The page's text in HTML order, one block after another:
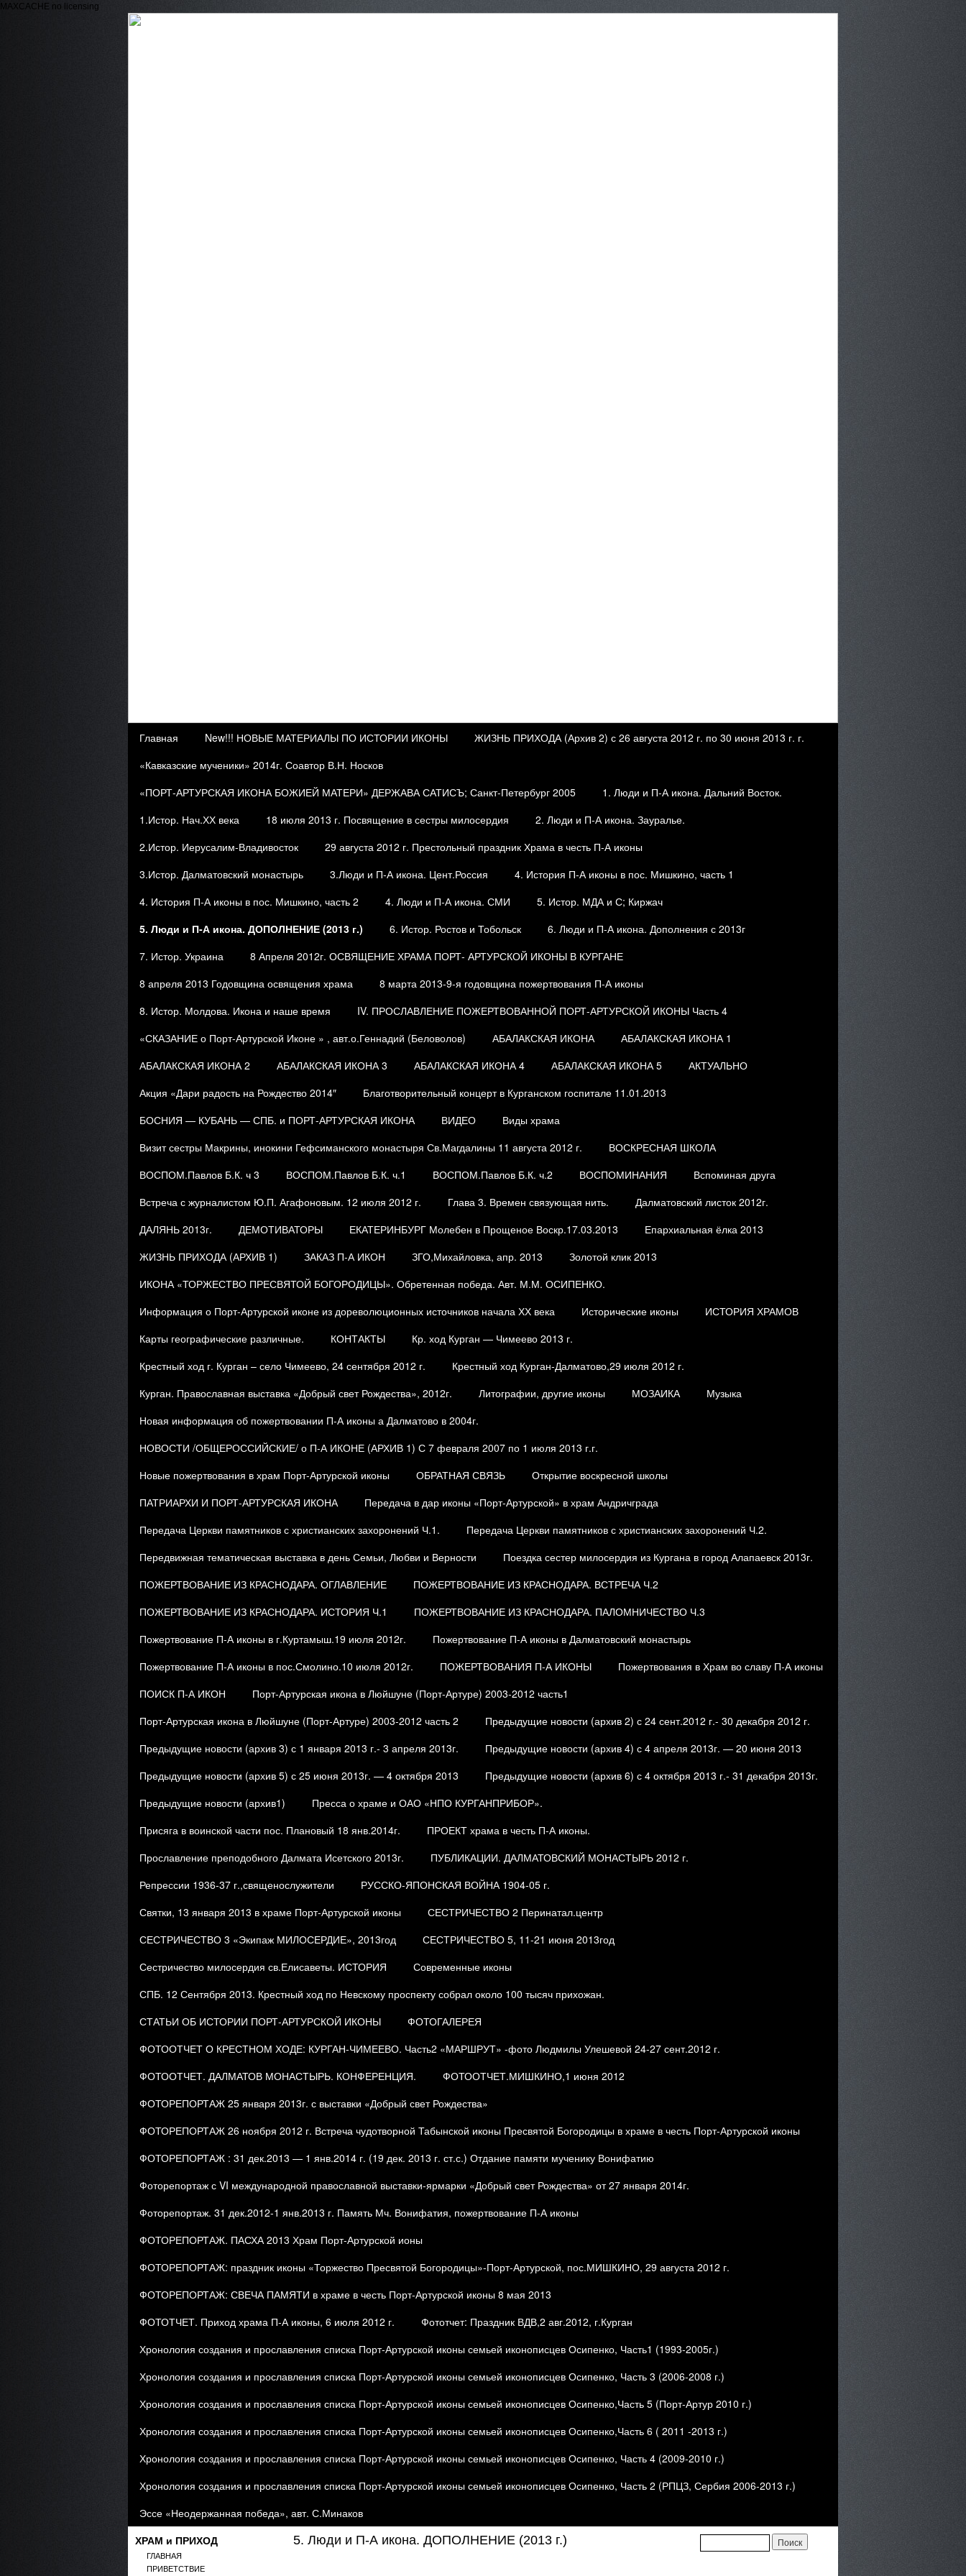
MAXCACHE no licensing
Главная New!!! НОВЫЕ МАТЕРИАЛЫ ПО ИСТОРИИ ИКОНЫ
ЖИЗНЬ ПРИХОДА (Архив 2) с 26 августа 2012 г. по 30 июня 2013 г. г.
«Кавказские мученики» 2014г. Соавтор В.Н. Носков
«ПОРТ-АРТУРСКАЯ ИКОНА БОЖИЕЙ МАТЕРИ» ДЕРЖАВА САТИСЪ; Санкт-Петербург 2005
1. Люди и П-А икона. Дальний Восток.
1.Истор. Нач.ХХ века
18 июля 2013 г. Посвящение в сестры милосердия
2. Люди и П-А икона. Зауралье.
2.Истор. Иерусалим-Владивосток
29 августа 2012 г. Престольный праздник Храма в честь П-А иконы
3.Истор. Далматовский монастырь
3.Люди и П-А икона. Цент.Россия
4. История П-А иконы в пос. Мишкино, часть 1
4. История П-А иконы в пос. Мишкино, часть 2
4. Люди и П-А икона. СМИ
5. Истор. МДА и С; Киржач
5. Люди и П-А икона. ДОПОЛНЕНИЕ (2013 г.)
6. Истор. Ростов и Тобольск
6. Люди и П-А икона. Дополнения с 2013г
7. Истор. Украина
8 Апреля 2012г. ОСВЯЩЕНИЕ ХРАМА ПОРТ- АРТУРСКОЙ ИКОНЫ В КУРГАНЕ
8 апреля 2013 Годовщина освящения храма
8 марта 2013-9-я годовщина пожертвования П-А иконы
8. Истор. Молдова. Икона и наше время
IV. ПРОСЛАВЛЕНИЕ ПОЖЕРТВОВАННОЙ ПОРТ-АРТУРСКОЙ ИКОНЫ Часть 4
«СКАЗАНИЕ о Порт-Артурской Иконе » , авт.о.Геннадий (Беловолов)
АБАЛАКСКАЯ ИКОНА
АБАЛАКСКАЯ ИКОНА 1
АБАЛАКСКАЯ ИКОНА 2
АБАЛАКСКАЯ ИКОНА 3 АБАЛАКСКАЯ ИКОНА 4 АБАЛАКСКАЯ ИКОНА 5
АКТУАЛЬНО
Акция «Дари радость на Рождество 2014″
Благотворительный концерт в Курганском госпитале 11.01.2013
БОСНИЯ — КУБАНЬ — СПБ. и ПОРТ-АРТУРСКАЯ ИКОНА
ВИДЕО
Виды храма
Визит сестры Макрины, инокини Гефсиманского монастыря Св.Магдалины 11 августа 2012 г.
ВОСКРЕСНАЯ ШКОЛА
ВОСПОМ.Павлов Б.К. ч 3
ВОСПОМ.Павлов Б.К. ч.1 ВОСПОМ.Павлов Б.К. ч.2 ВОСПОМИНАНИЯ
Вспоминая друга
Встреча с журналистом Ю.П. Агафоновым. 12 июля 2012 г.
Глава 3. Времен связующая нить.
Далматовский листок 2012г.
ДАЛЯНЬ 2013г.
ДЕМОТИВАТОРЫ ЕКАТЕРИНБУРГ Молебен в Прощеное Воскр.17.03.2013
Епархиальная ёлка 2013
ЖИЗНЬ ПРИХОДА (АРХИВ 1)
ЗАКАЗ П-А ИКОН ЗГО,Михайловка, апр. 2013
Золотой клик 2013
ИКОНА «ТОРЖЕСТВО ПРЕСВЯТОЙ БОГОРОДИЦЫ». Обретенная победа. Авт. М.М. ОСИПЕНКО.
Информация о Порт-Артурской иконе из дореволюционных источников начала ХХ века
Исторические иконы
ИСТОРИЯ ХРАМОВ
Карты географические различные.
КОНТАКТЫ
Кр. ход Курган — Чимеево 2013 г.
Крестный ход г. Курган – село Чимеево, 24 сентября 2012 г.
Крестный ход Курган-Далматово,29 июля 2012 г.
Курган. Православная выставка «Добрый свет Рождества», 2012г.
Литографии, другие иконы МОЗАИКА
Музыка
Новая информация об пожертвовании П-А иконы а Далматово в 2004г.
НОВОСТИ /ОБЩЕРОССИЙСКИЕ/ о П-А ИКОНЕ (АРХИВ 1) С 7 февраля 2007 по 1 июля 2013 г.г.
Новые пожертвования в храм Порт-Артурской иконы
ОБРАТНАЯ СВЯЗЬ
Открытие воскресной школы
ПАТРИАРХИ И ПОРТ-АРТУРСКАЯ ИКОНА
Передача в дар иконы «Порт-Артурской» в храм Андричграда
Передача Церкви памятников с христианских захоронений Ч.1.
Передача Церкви памятников с христианских захоронений Ч.2.
Передвижная тематическая выставка в день Семьи, Любви и Верности
Поездка сестер милосердия из Кургана в город Алапаевск 2013г.
ПОЖЕРТВОВАНИЕ ИЗ КРАСНОДАРА. ОГЛАВЛЕНИЕ
ПОЖЕРТВОВАНИЕ ИЗ КРАСНОДАРА. ВСТРЕЧА Ч.2
ПОЖЕРТВОВАНИЕ ИЗ КРАСНОДАРА. ИСТОРИЯ Ч.1
ПОЖЕРТВОВАНИЕ ИЗ КРАСНОДАРА. ПАЛОМНИЧЕСТВО Ч.3
Пожертвование П-А иконы в г.Куртамыш.19 июля 2012г.
Пожертвование П-А иконы в Далматовский монастырь
Пожертвование П-А иконы в пос.Смолино.10 июля 2012г.
ПОЖЕРТВОВАНИЯ П-А ИКОНЫ
Пожертвования в Храм во славу П-А иконы
ПОИСК П-А ИКОН
Порт-Артурская икона в Люйшуне (Порт-Артуре) 2003-2012 часть1
Порт-Артурская икона в Люйшуне (Порт-Артуре) 2003-2012 часть 2
Предыдущие новости (архив 2) с 24 сент.2012 г.- 30 декабря 2012 г.
Предыдущие новости (архив 3) с 1 января 2013 г.- 3 апреля 2013г.
Предыдущие новости (архив 4) с 4 апреля 2013г. — 20 июня 2013
Предыдущие новости (архив 5) с 25 июня 2013г. — 4 октября 2013
Предыдущие новости (архив 6) с 4 октября 2013 г.- 31 декабря 2013г.
Предыдущие новости (архив1)
Пресса о храме и ОАО «НПО КУРГАНПРИБОР».
Присяга в воинской части пос. Плановый 18 янв.2014г.
ПРОЕКТ храма в честь П-А иконы.
Прославление преподобного Далмата Исетского 2013г.
ПУБЛИКАЦИИ. ДАЛМАТОВСКИЙ МОНАСТЫРЬ 2012 г.
Репрессии 1936-37 г.,священослужители
РУССКО-ЯПОНСКАЯ ВОЙНА 1904-05 г.
Святки, 13 января 2013 в храме Порт-Артурской иконы
СЕСТРИЧЕСТВО 2 Перинатал.центр
СЕСТРИЧЕСТВО 3 «Экипаж МИЛОСЕРДИЕ», 2013год
СЕСТРИЧЕСТВО 5, 11-21 июня 2013год
Сестричество милосердия св.Елисаветы. ИСТОРИЯ
Современные иконы
СПБ. 12 Сентября 2013. Крестный ход по Невскому проспекту собрал около 100 тысяч прихожан.
СТАТЬИ ОБ ИСТОРИИ ПОРТ-АРТУРСКОЙ ИКОНЫ
ФОТОГАЛЕРЕЯ
ФОТООТЧЕТ О КРЕСТНОМ ХОДЕ: КУРГАН-ЧИМЕЕВО. Часть2 «МАРШРУТ» -фото Людмилы Улешевой 24-27 сент.2012 г.
ФОТООТЧЕТ. ДАЛМАТОВ МОНАСТЫРЬ. КОНФЕРЕНЦИЯ.
ФОТООТЧЕТ.МИШКИНО,1 июня 2012
ФОТОРЕПОРТАЖ 25 января 2013г. с выставки «Добрый свет Рождества»
ФОТОРЕПОРТАЖ 26 ноября 2012 г. Встреча чудотворной Табынской иконы Пресвятой Богородицы в храме в честь Порт-Артурской иконы
ФОТОРЕПОРТАЖ : 31 дек.2013 — 1 янв.2014 г. (19 дек. 2013 г. ст.с.) Отдание памяти мученику Вонифатию
Фоторепортаж с VI международной православной выставки-ярмарки «Добрый свет Рождества» от 27 января 2014г.
Фоторепортаж. 31 дек.2012-1 янв.2013 г. Память Мч. Вонифатия, пожертвование П-А иконы
ФОТОРЕПОРТАЖ. ПАСХА 2013 Храм Порт-Артурской ионы
ФОТОРЕПОРТАЖ: праздник иконы «Торжество Пресвятой Богородицы»-Порт-Артурской, пос.МИШКИНО, 29 августа 2012 г.
ФОТОРЕПОРТАЖ: СВЕЧА ПАМЯТИ в храме в честь Порт-Артурской иконы 8 мая 2013
ФОТОТЧЕТ. Приход храма П-А иконы, 6 июля 2012 г.
Фототчет: Праздник ВДВ,2 авг.2012, г.Курган
Хронология создания и прославления списка Порт-Артурской иконы семьей иконописцев Осипенко, Часть1 (1993-2005г.)
Хронология создания и прославления списка Порт-Артурской иконы семьей иконописцев Осипенко, Часть 3 (2006-2008 г.)
Хронология создания и прославления списка Порт-Артурской иконы семьей иконописцев Осипенко,Часть 5 (Порт-Артур 2010 г.)
Хронология создания и прославления списка Порт-Артурской иконы семьей иконописцев Осипенко,Часть 6 ( 2011 -2013 г.)
Хронология создания и прославления списка Порт-Артурской иконы семьей иконописцев Осипенко, Часть 4 (2009-2010 г.)
Хронология создания и прославления списка Порт-Артурской иконы семьей иконописцев Осипенко, Часть 2 (РПЦЗ, Сербия 2006-2013 г.)
Эссе «Неодержанная победа», авт. С.Минаков
ХРАМ и ПРИХОД
ГЛАВНАЯ
ПРИВЕТСТВИЕ
5. Люди и П-А икона. ДОПОЛНЕНИЕ (2013 г.)